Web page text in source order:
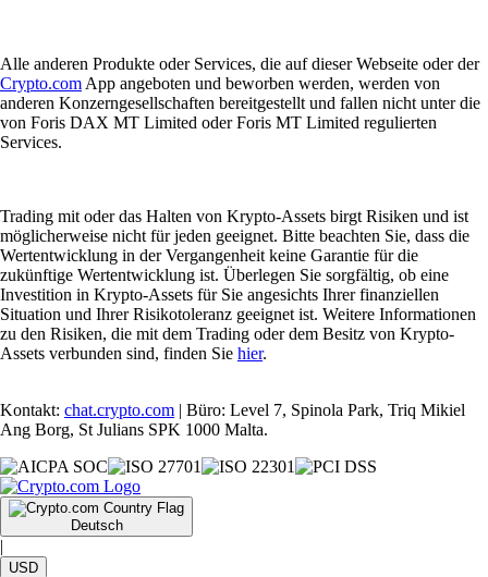
Alle anderen Produkte oder Services, die auf dieser Webseite oder der
Crypto.com App angeboten und beworben werden, werden von
anderen Konzerngesellschaften bereitgestellt und fallen nicht unter die
von Foris DAX MT Limited oder Foris MT Limited regulierten
Services.
Trading mit oder das Halten von Krypto-Assets birgt Risiken und ist
möglicherweise nicht für jeden geeignet. Bitte beachten Sie, dass die
Wertentwicklung in der Vergangenheit keine Garantie für die
zukünftige Wertentwicklung ist. Überlegen Sie sorgfältig, ob eine
Investition in Krypto-Assets für Sie angesichts Ihrer finanziellen
Situation und Ihrer Risikotoleranz geeignet ist. Weitere Informationen
zu den Risiken, die mit dem Trading oder dem Besitz von Krypto-
Assets verbunden sind, finden Sie hier.
Kontakt: chat.crypto.com | Büro: Level 7, Spinola Park, Triq Mikiel
Ang Borg, St Julians SPK 1000 Malta.
Deutsch
|
USD